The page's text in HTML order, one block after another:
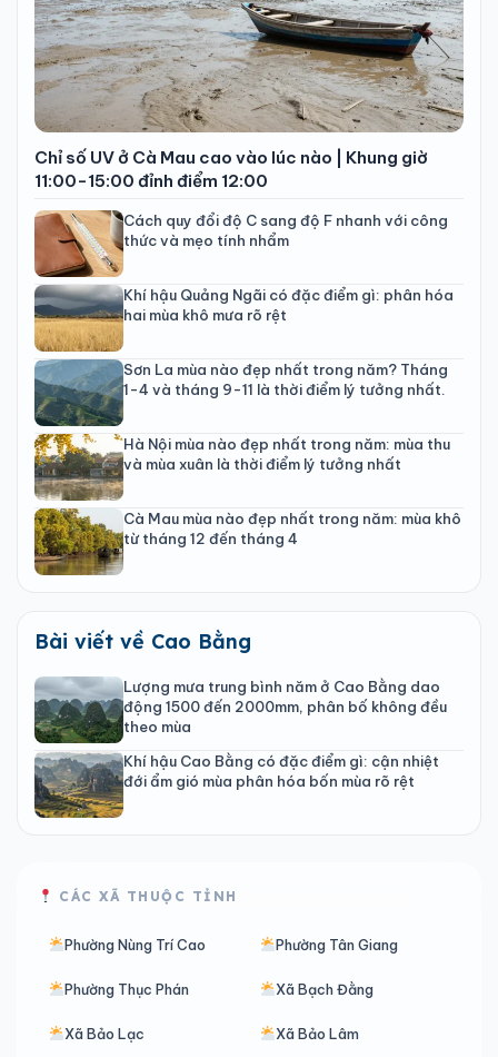
Chỉ số UV ở Cà Mau cao vào lúc nào | Khung giờ
11:00-15:00 đỉnh điểm 12:00
Cách quy đổi độ C sang độ F nhanh với công
thức và mẹo tính nhẩm
Khí hậu Quảng Ngãi có đặc điểm gì: phân hóa
hai mùa khô mưa rõ rệt
Sơn La mùa nào đẹp nhất trong năm? Tháng
1-4 và tháng 9-11 là thời điểm lý tưởng nhất.
Hà Nội mùa nào đẹp nhất trong năm: mùa thu
và mùa xuân là thời điểm lý tưởng nhất
Cà Mau mùa nào đẹp nhất trong năm: mùa khô
từ tháng 12 đến tháng 4
Bài viết về Cao Bằng
Lượng mưa trung bình năm ở Cao Bằng dao
động 1500 đến 2000mm, phân bố không đều
theo mùa
Khí hậu Cao Bằng có đặc điểm gì: cận nhiệt
đới ẩm gió mùa phân hóa bốn mùa rõ rệt
CÁC XÃ THUỘC TỈNH
Phường Nùng Trí Cao Phường Tân Giang
Phường Thục Phán Xã Bạch Đằng
Xã Bảo Lạc Xã Bảo Lâm